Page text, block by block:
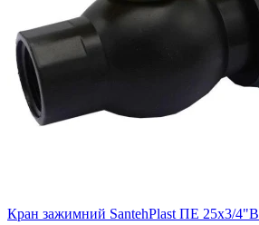
Кран зажимний SantehPlast ПЕ 25х3/4"В